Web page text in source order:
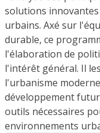
solutions
urbains. Axé sur
durable, ce
l'élaboration de
l'intérêt général. Il
l'urbanisme
développement
outils nécessaires
environnements